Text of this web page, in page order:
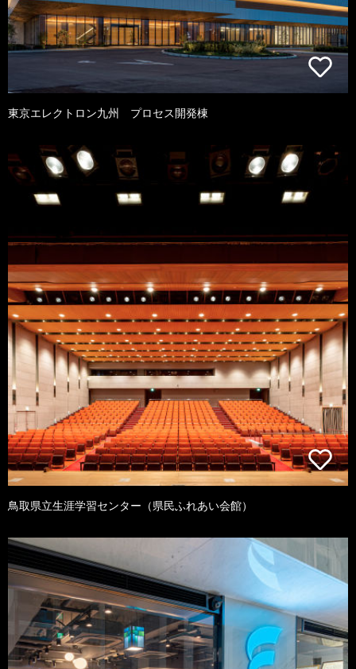
東京エレクトロン九州 プロセス開発棟
鳥取県立生涯学習センター（県民ふれあい会館）